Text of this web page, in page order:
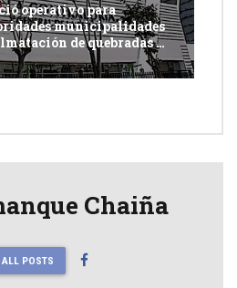
operativo para
municipalidades
de quebradas y
del Niño
Chaiña
ALL POSTS